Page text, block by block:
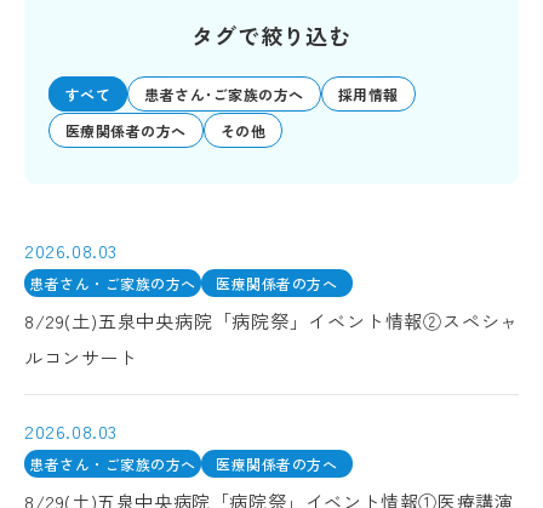
タグで絞り込む
すべて 患者さん･ご家族の方へ
採用情報
医療関係者の方へ
その他
2026.08.03
患者さん・ご家族の方へ 医療関係者の方へ
8/29(土)五泉中央病院「病院祭」イベント情報②スペシャ
ルコンサート
2026.08.03
患者さん・ご家族の方へ 医療関係者の方へ
8/29(土)五泉中央病院「病院祭」イベント情報①医療講演